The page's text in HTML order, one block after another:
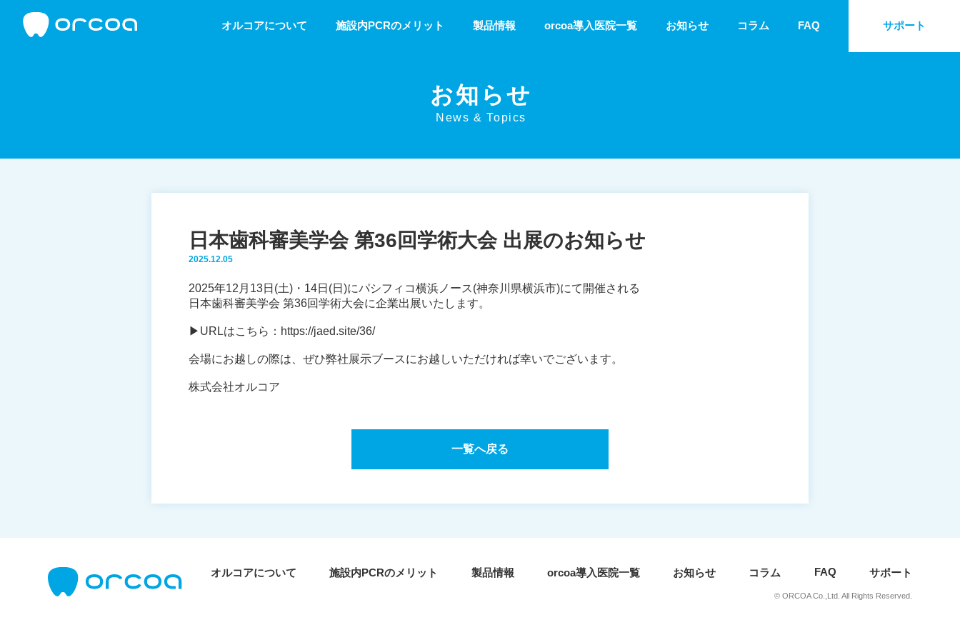
オルコアについて 施設内PCRのメリット 製品情報 orcoa導入医院一覧 お知らせ コラム FAQ サポート
お知らせ
News & Topics
日本歯科審美学会 第36回学術大会 出展のお知らせ
2025.12.05
2025年12月13日(土)・14日(日)にパシフィコ横浜ノース(神奈川県横浜市)にて開催される
日本歯科審美学会 第36回学術大会に企業出展いたします。
▶ URLはこちら：https://jaed.site/36/
会場にお越しの際は、ぜひ弊社展示ブースにお越しいただければ幸いでございます。
株式会社オルコア
一覧へ戻る
オルコアについて 施設内PCRのメリット 製品情報 orcoa導入医院一覧 お知らせ コラム FAQ サポート
© ORCOA Co.,Ltd. All Rights Reserved.